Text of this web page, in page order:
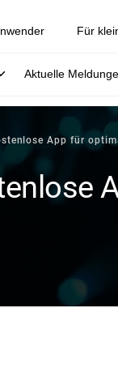
Für
Aktuelle
App für